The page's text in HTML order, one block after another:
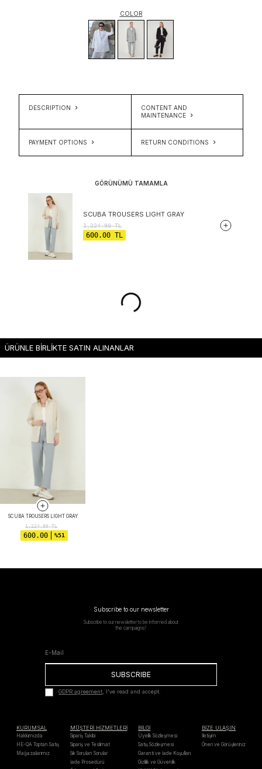
COLOR
DESCRIPTION
CONTENT AND
MAINTENANCE
PAYMENT OPTIONS RETURN CONDITIONS
GÖRÜNÜMÜ TAMAMLA
SCUBA TROUSERS LIGHT GRAY
1,224.90TL
600.00 TL
ÜRÜNLE BİRLİKTE SATIN ALINANLAR
SCUBA TROUSERS LIGHT GRAY
1,224.90TL
600.00 %51
Subscribe to our newsletter
Subscribe to our newsletter to be informed about
the campaigns!
SUBSCRIBE
GDPR agreement, I've read and accept.
KURUMSAL
Hakkımızda
HE-QA Toptan Satış
Mağazalarımız
MÜŞTERİ HİZMETLERİ
Sipariş Takibi
Sipariş ve Teslimat
Sık Sorulan Sorular
İade Prosedürü
BİLGİ
Üyelik Sözleşmesi
Satış Sözleşmesi
Garanti ve İade Koşulları
Gizlilik ve Güvenlik
BİZE ULAŞIN
İletişim
Öneri ve Görüşleriniz